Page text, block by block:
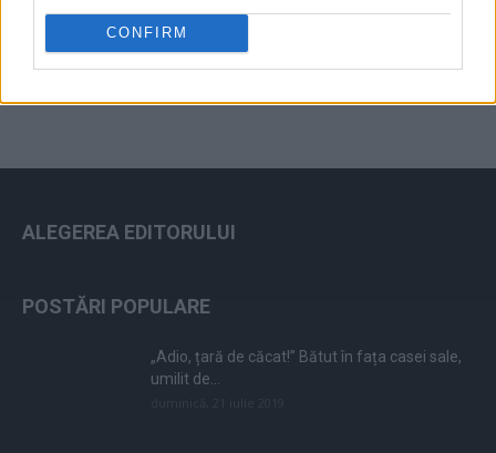
CONFIRM ad
ALEGEREA EDITORULUI
POSTĂRI POPULARE
„Adio, țară de căcat!” Bătut în fața casei sale,
umilit de...